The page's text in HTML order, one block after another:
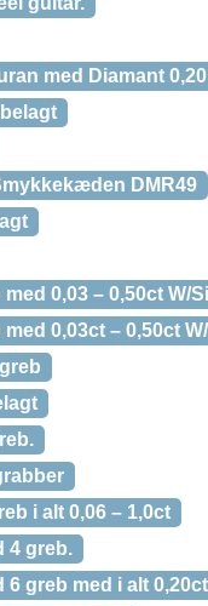
med Diamant
DMR49
0,03 – 0,50ct W/Si
0,03ct – 0,50ct
i alt 0,06 – 1,0ct
4 greb.
greb med i alt 0,20ct